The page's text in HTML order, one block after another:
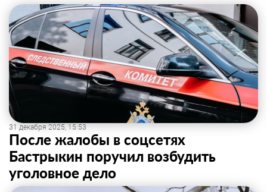
31 декабря 2025, 15:53
После жалобы в соцсетях
Бастрыкин поручил возбудить
уголовное дело